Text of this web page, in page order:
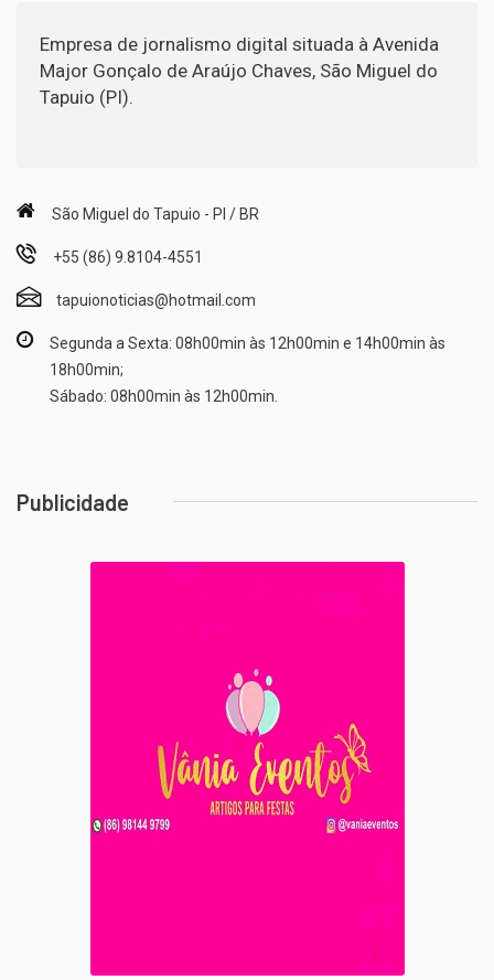
Empresa de jornalismo digital situada à Avenida
Major Gonçalo de Araújo Chaves, São Miguel do
Tapuio (PI).
São Miguel do Tapuio - PI / BR
+55 (86) 9.8104-4551
tapuionoticias@hotmail.com
Segunda a Sexta: 08h00min às 12h00min e 14h00min às
18h00min;
Sábado: 08h00min às 12h00min.
Publicidade